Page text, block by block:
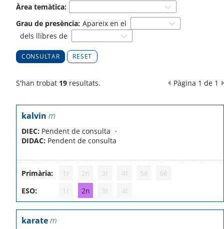
Àrea temàtica:
Grau de presència: Apareix en el
dels llibres de
RESET
S'han trobat 19 resultats. Pàgina 1 de 1
kalvin m
DIEC: Pendent de consulta
DIDAC: Pendent de consulta
Primària: 1r 2n 3r 4t 5è
6è
ESO:
1r 2n 3r 4t
karatem